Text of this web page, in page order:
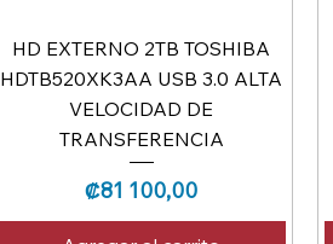
HD EXTERNO 2TB TOSHIBA
HDTB520XK3AA USB 3.0 ALTA
VELOCIDAD DE
TRANSFERENCIA
Precio
₡81 100,00